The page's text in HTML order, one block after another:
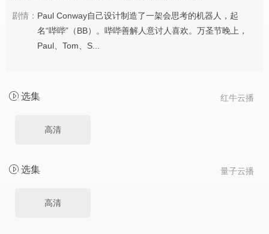
剧情： Paul Conway自己设计制造了一架会思考的机器人，起
名“哔哔”（BB）。哔哔善解人意讨人喜欢。万圣节晚上，
Paul、Tom、S...
红牛云播
选集
高清
量子云播
选集
高清